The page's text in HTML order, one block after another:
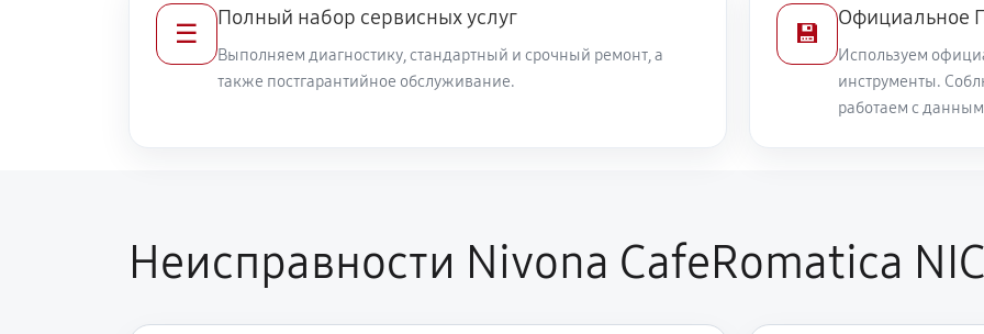
☰
Полный набор сервисных услуг
Выполняем диагностику, стандартный и срочный ремонт, а
также постгарантийное обслуживание.
💾
Официальное
Используем
инструменты.
работаем с
Неисправности Nivona CafeRomatica